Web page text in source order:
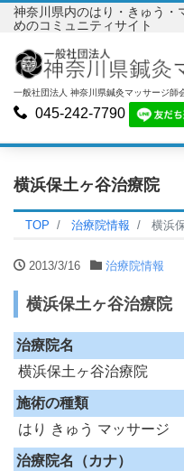
神奈川県内のはり・きゅう・
めのコミュニティサイト
一般社団法人 神奈川県鍼灸マッサージ師
045-242-7790
横浜保土ヶ谷治療院
TOP 治療院情報 横浜
2013/3/16 治療院情報
横浜保土ヶ谷治療院
治療院名
横浜保土ヶ谷治療院
施術の種類
はり きゅう マッサージ
治療院名（カナ）